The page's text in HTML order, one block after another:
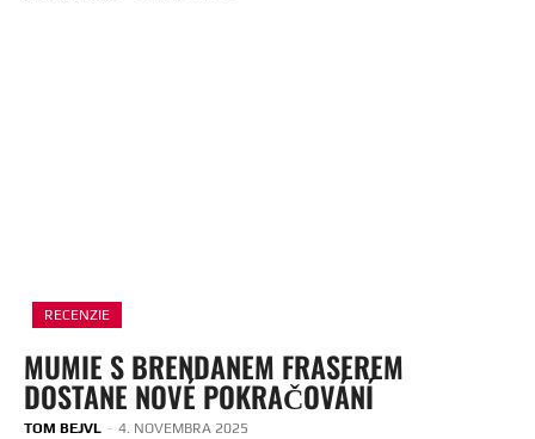
RECENZIE
MUMIE S BRENDANEM FRASEREM
DOSTANE NOVÉ POKRAČOVÁNÍ
TOM BEJVL - 4. NOVEMBRA 2025